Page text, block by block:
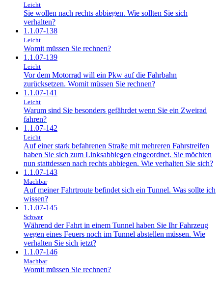
Leicht
Sie wollen nach rechts abbiegen. Wie sollten Sie sich
verhalten?
1.1.07-138
Leicht
Womit müssen Sie rechnen?
1.1.07-139
Leicht
Vor dem Motorrad will ein Pkw auf die Fahrbahn
zurücksetzen. Womit müssen Sie rechnen?
1.1.07-141
Leicht
Warum sind Sie besonders gefährdet wenn Sie ein Zweirad
fahren?
1.1.07-142
Leicht
Auf einer stark befahrenen Straße mit mehreren Fahrstreifen
haben Sie sich zum Linksabbiegen eingeordnet. Sie möchten
nun stattdessen nach rechts abbiegen. Wie verhalten Sie sich?
1.1.07-143
Machbar
Auf meiner Fahrtroute befindet sich ein Tunnel. Was sollte ich
wissen?
1.1.07-145
Schwer
Während der Fahrt in einem Tunnel haben Sie Ihr Fahrzeug
wegen eines Feuers noch im Tunnel abstellen müssen. Wie
verhalten Sie sich jetzt?
1.1.07-146
Machbar
Womit müssen Sie rechnen?